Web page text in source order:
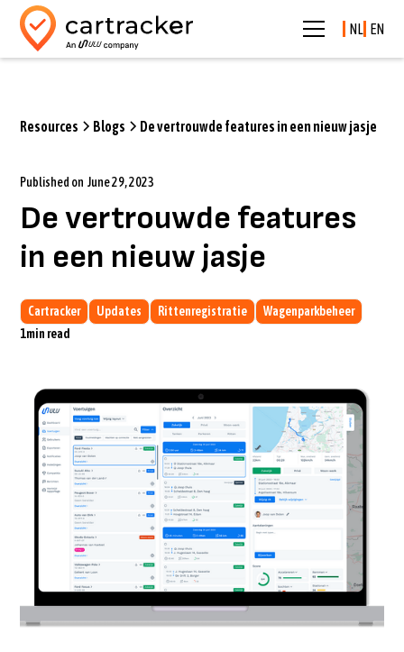
NL EN
Resources Blogs De vertrouwde features in een nieuw jasje
Published on June 29, 2023
De vertrouwde features
in een nieuw jasje
Cartracker Updates Rittenregistratie
Wagenparkbeheer
1min read